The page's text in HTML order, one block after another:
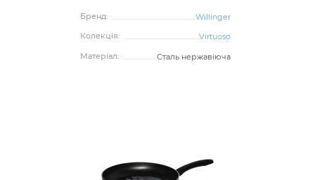
Бренд:
Willinger
Колекція:
Virtuoso
Матеріал:
Сталь нержавіюча